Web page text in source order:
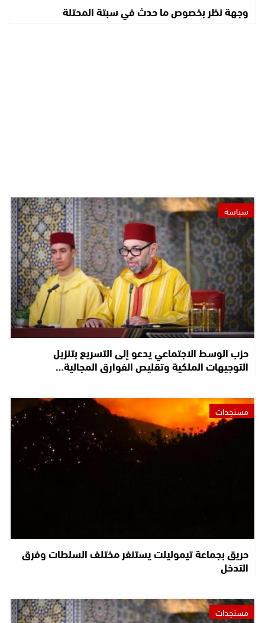
وجهة نظر بخصوص ما حدث في سبتة المحتلة
سياسة
حزب الوسط الاجتماعي يدعو إلى التسريع بتنزيل
التوجيهات الملكية وتقليص الفوارق المجالية…
مستجدات
حريق بجماعة تيموليلت يستنفر مختلف السلطات وفرق
التدخل
مستجدات